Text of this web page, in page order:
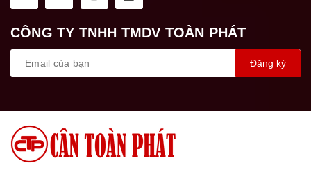
CÔNG TY TNHH TMDV TOÀN PHÁT
Đăng ký